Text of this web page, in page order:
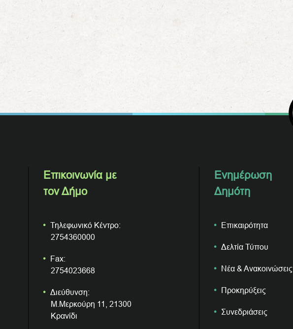
Επικοινωνία με
τον Δήμο
Τηλεφωνικό Κέντρο:
2754360000
Fax:
2754023668
Διεύθυνση:
Μ.Μερκούρη 11, 21300
Κρανίδι
Ενημέρωση
Δημότη
Επικαιρότητα
Δελτία Τύπου
Νέα & Ανακοινώσεις
Προκηρύξεις
Συνεδριάσεις